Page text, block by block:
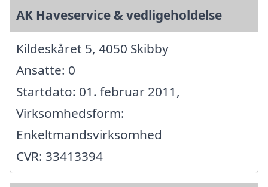
AK Haveservice & vedligeholdelse
Kildeskåret 5, 4050 Skibby
Ansatte: 0
Startdato: 01. februar 2011,
Virksomhedsform:
Enkeltmandsvirksomhed
CVR: 33413394